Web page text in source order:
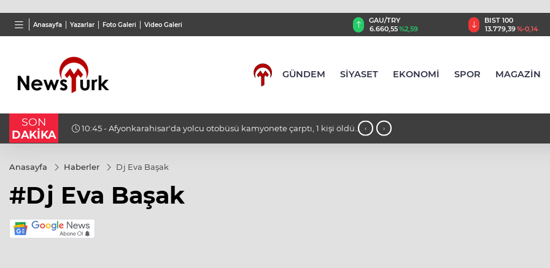
Anasayfa Yazarlar Foto Galeri Video Galeri
TND
16,3788%0,90
BGN
27,9743 %-0,22
GAU/TRY
6.660,55%2,59
BIST 100
13.779,39%-0,14
GÜNDEM SİYASET EKONOMİ SPOR MAGAZİN
SON
DAKİKA
10:45 - Afyonkarahisar'da yolcu otobüsü kamyonete çarptı, 1 kişi öldü, 10:32 - ABD Genelkurmay Başkanı
‹ ›
Anasayfa Haberler Dj Eva Başak
#Dj Eva Başak